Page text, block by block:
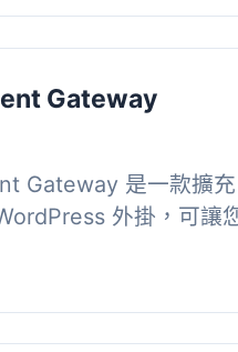
Gateway
Gateway 是一款擴充
外掛，可讓